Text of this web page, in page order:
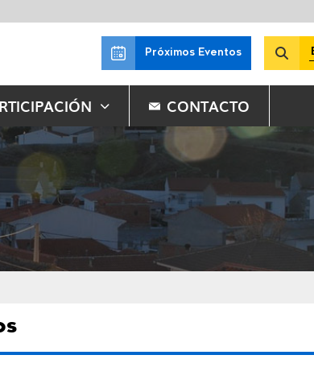
Próximos Eventos
CONTACTO